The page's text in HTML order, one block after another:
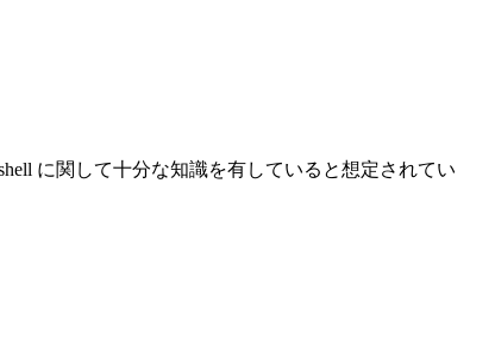
に関して十分な知識を有していると想定されてい